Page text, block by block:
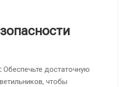
Обеспечьте достаточную
чтобы